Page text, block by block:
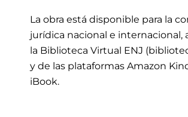
La obra está disponible para la
jurídica nacional e internacional,
la Biblioteca Virtual ENJ
y de las plataformas Amazon
iBook.